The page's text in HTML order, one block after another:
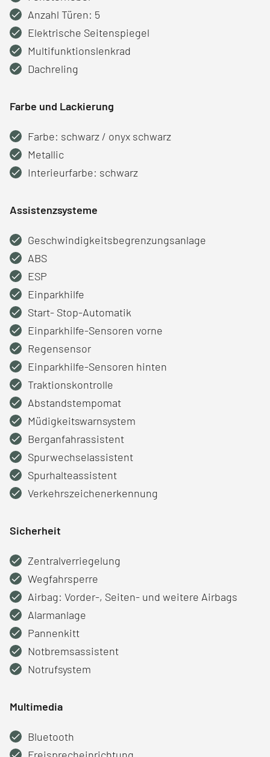
Anzahl Türen: 5
Elektrische Seitenspiegel
Multifunktionslenkrad
Dachreling
Farbe und Lackierung
Farbe: schwarz / onyx schwarz
Metallic
Interieurfarbe: schwarz
Assistenzsysteme
Geschwindigkeitsbegrenzungsanlage
ABS
ESP
Einparkhilfe
Start- Stop-Automatik
Einparkhilfe-Sensoren vorne
Regensensor
Einparkhilfe-Sensoren hinten
Traktionskontrolle
Abstandstempomat
Müdigkeitswarnsystem
Berganfahrassistent
Spurwechselassistent
Spurhalteassistent
Verkehrszeichenerkennung
Sicherheit
Zentralverriegelung
Wegfahrsperre
Airbag: Vorder-, Seiten- und weitere Airbags
Alarmanlage
Pannenkitt
Notbremsassistent
Notrufsystem
Multimedia
Bluetooth